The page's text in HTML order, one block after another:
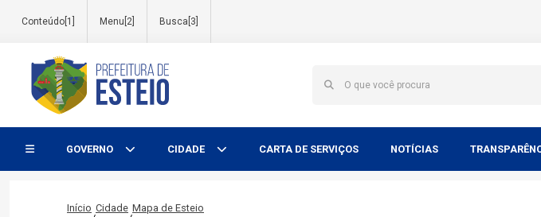
Conteúdo[1] Menu[2] Busca[3]
GOVERNO CIDADE CARTA DE SERVIÇOS NOTÍCIAS
Início Cidade Mapa de Esteio